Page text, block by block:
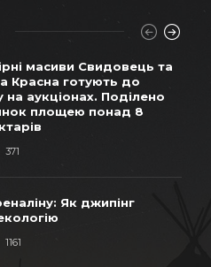
масиви Свидовець та
Красна готують до
аукціонах. Поділено
площею понад 8
371
Як джипінг
1161